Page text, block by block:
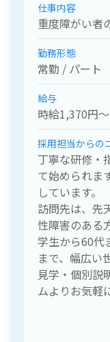
仕事内容
重度障がい者
勤務形態
常勤 / パート
給与
時給1,370円
採用担当からの
丁寧な研修・
て始められま
しています。
訪問先は、先
性障害のある
学生から60代
まで、幅広い
見学・個別説
ムよりお気軽